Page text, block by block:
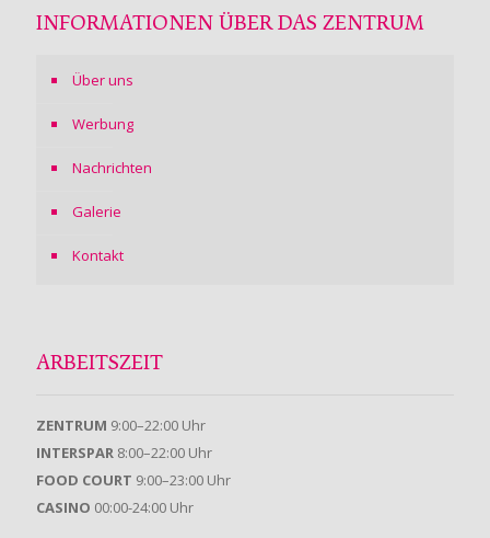
INFORMATIONEN ÜBER DAS ZENTRUM
Über uns
Werbung
Nachrichten
Galerie
Kontakt
ARBEITSZEIT
ZENTRUM 9:00–22:00 Uhr
INTERSPAR 8:00–22:00 Uhr
FOOD COURT 9:00–23:00 Uhr
CASINO 00:00-24:00 Uhr